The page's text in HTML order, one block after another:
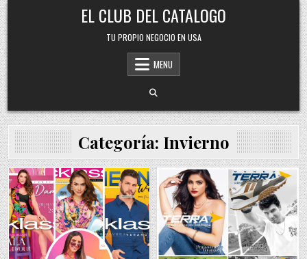
Skip
to
content
EL CLUB DEL CATALOGO
TU PROPIO NEGOCIO EN USA
MENU
Categoría: Invierno
Posted
in
Posted
in